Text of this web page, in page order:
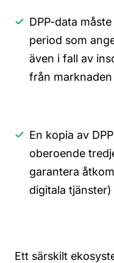
DPP-data
period som
även i fall av
från marknaden
En kopia av
oberoende
garantera
digitala tjänster)
Ett särskilt